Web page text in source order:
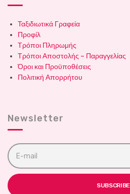
Ταξιδιωτικά Γραφεία
Προφίλ
Τρόποι Πληρωμής
Τρόποι Αποστολής – Παραγγελίας
Όροι και Προϋποθέσεις
Πολιτική Απορρήτου
Newsletter
E
m
a
l
a
SUBSCRIBE